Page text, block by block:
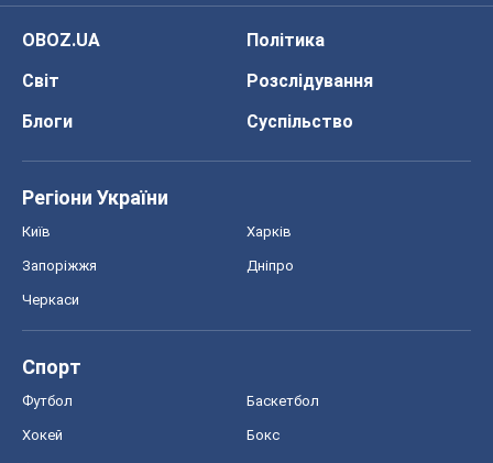
OBOZ.UA
Політика
Світ
Розслідування
Блоги
Суспільство
Регіони України
Київ Харків
Запоріжжя Дніпро
Черкаси
Спорт
Футбол Баскетбол
Хокей Бокс